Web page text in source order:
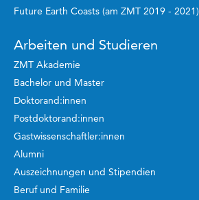
Future Earth Coasts (am ZMT 2019 - 2021)
Arbeiten und Studieren
ZMT Akademie
Bachelor und Master
Doktorand:innen
Postdoktorand:innen
Gastwissenschaftler:innen
Alumni
Auszeichnungen und Stipendien
Beruf und Familie